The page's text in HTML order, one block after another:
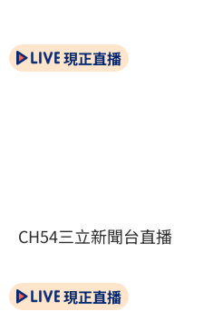
現正直播
CH54三立新聞台直播
現正直播